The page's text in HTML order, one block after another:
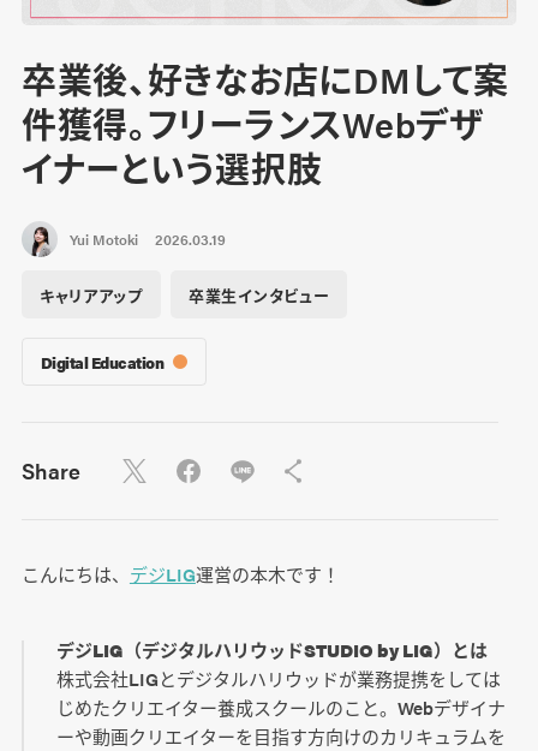
卒業後、好きなお店にDMして案
件獲得。フリーランスWebデザ
イナーという選択肢
Yui Motoki 2026.03.19
キャリアアップ 卒業生インタビュー
Digital Education
Share
こんにちは、 デジLIG運営の本木です！
デジLIG（デジタルハリウッドSTUDIO by LIG）とは
株式会社LIGとデジタルハリウッドが業務提携をしては
じめたクリエイター養成スクールのこと。Webデザイナ
ーや動画クリエイターを目指す方向けのカリキュラムを